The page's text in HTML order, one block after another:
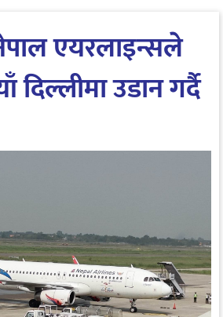
एयरलाइन्सले
उडान गर्दै